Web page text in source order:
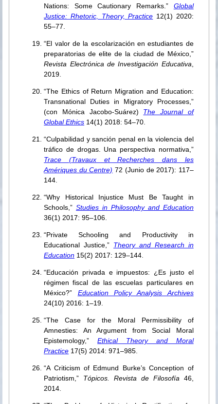
Nations: Some Cautionary Remarks.” Global
Justice: Rhetoric, Theory, Practice 12(1) 2020:
55–77.
“El valor de la escolarización en estudiantes de
preparatorias de elite de la ciudad de México,”
Revista Electrónica de Investigación Educativa
2019.
“The Ethics of Return Migration and Education:
Transnational Duties in Migratory Processes,”
(con Mónica Jacobo-Suárez) The Journal of
Global Ethics 14(1) 2018: 54–70.
“Culpabilidad y sanción penal en la violencia del
tráfico de drogas. Una perspectiva normativa,”
Trace (Travaux et Recherches dans les
Amériques du Centre) 72 (Junio de 2017): 117–
144.
“Why Historical Injustice Must Be Taught in
Schools,”Studies in Philosophy and Education
36(1) 2017: 95–106.
“Private Schooling and Productivity in
Educational Justice,” Theory and Research in
Education 15(2) 2017: 129–144.
“Educación privada e impuestos: ¿Es justo el
régimen fiscal de las escuelas particulares en
México?” Education Policy Analysis Archives
24(10) 2016: 1–19.
“The Case for the Moral Permissibility of
Amnesties: An Argument from Social Moral
Epistemology,”Ethical Theory and Moral
Practice 17(5) 2014: 971–985.
“A Criticism of Edmund Burke’s Conception of
Patriotism,” Tópicos. Revista de Filosofía 46,
2014.